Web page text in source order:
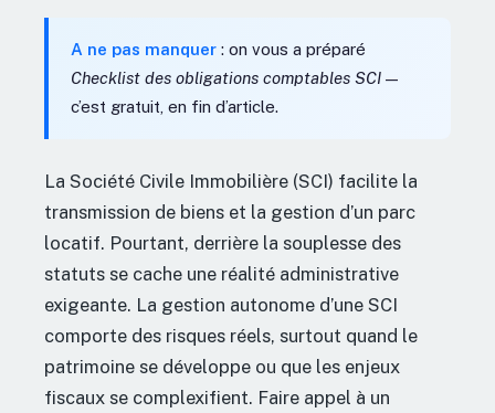
A ne pas manquer : on vous a préparé
Checklist des obligations comptables SCI —
c’est gratuit, en fin d’article.
La Société Civile Immobilière (SCI) facilite la
transmission de biens et la gestion d’un parc
locatif. Pourtant, derrière la souplesse des
statuts se cache une réalité administrative
exigeante. La gestion autonome d’une SCI
comporte des risques réels, surtout quand le
patrimoine se développe ou que les enjeux
fiscaux se complexifient. Faire appel à un